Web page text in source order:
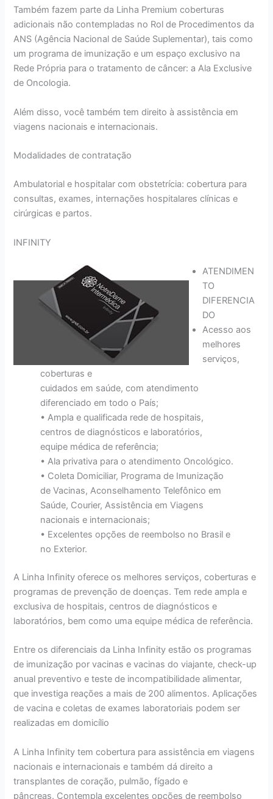
Também fazem parte da Linha Premium coberturas
adicionais não contempladas no Rol de Procedimentos da
ANS (Agência Nacional de Saúde Suplementar), tais como
um programa de imunização e um espaço exclusivo na
Rede Própria para o tratamento de câncer: a Ala Exclusive
de Oncologia.
Além disso, você também tem direito à assistência em
viagens nacionais e internacionais.
Modalidades de contratação
Ambulatorial e hospitalar com obstetrícia: cobertura para
consultas, exames, internações hospitalares clínicas e
cirúrgicas e partos.
INFINITY
ATENDIMEN
TO
DIFERENCIA
DO
Acesso aos
melhores
serviços,
coberturas e
cuidados em saúde, com atendimento
diferenciado em todo o País;
• Ampla e qualificada rede de hospitais,
centros de diagnósticos e laboratórios,
equipe médica de referência;
• Ala privativa para o atendimento Oncológico.
• Coleta Domiciliar, Programa de Imunização
de Vacinas, Aconselhamento Telefônico em
Saúde, Courier, Assistência em Viagens
nacionais e internacionais;
• Excelentes opções de reembolso no Brasil e
no Exterior.
A Linha Infinity oferece os melhores serviços, coberturas e
programas de prevenção de doenças. Tem rede ampla e
exclusiva de hospitais, centros de diagnósticos e
laboratórios, bem como uma equipe médica de referência.
Entre os diferenciais da Linha Infinity estão os programas
de imunização por vacinas e vacinas do viajante, check-up
anual preventivo e teste de incompatibilidade alimentar,
que investiga reações a mais de 200 alimentos. Aplicações
de vacina e coletas de exames laboratoriais podem ser
realizadas em domicílio
A Linha Infinity tem cobertura para assistência em viagens
nacionais e internacionais e também dá direito a
transplantes de coração, pulmão, fígado e
pâncreas. Contempla excelentes opções de reembolso